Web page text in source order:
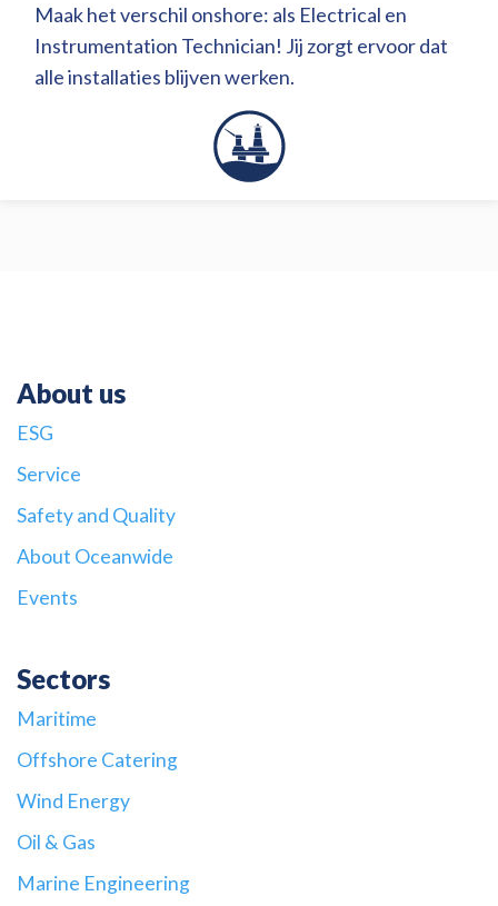
Maak het verschil onshore: als Electrical en
Instrumentation Technician! Jij zorgt ervoor dat
alle installaties blijven werken.
About us
ESG
Service
Safety and Quality
About Oceanwide
Events
Sectors
Maritime
Offshore Catering
Wind Energy
Oil & Gas
Marine Engineering